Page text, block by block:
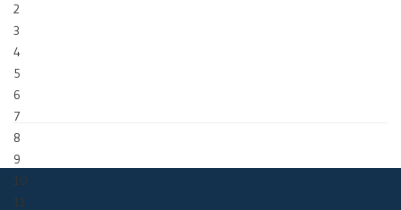
2
3
4
5
6
7
8
9
10
11